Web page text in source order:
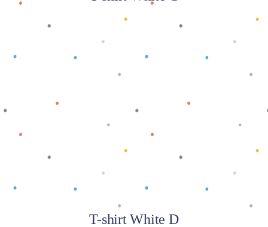
Baca selengkapnya
T-shirt White D